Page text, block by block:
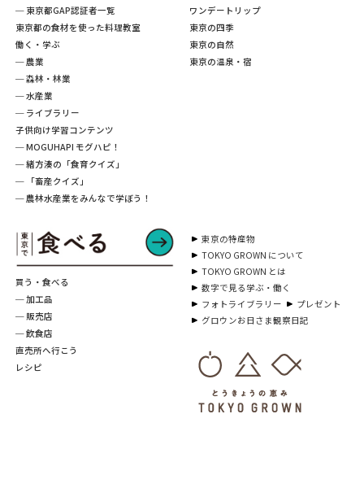
─ 東京都GAP認証者一覧
東京都の食材を使った料理教室
働く・学ぶ
─ 農業
─ 森林・林業
─ 水産業
─ ライブラリー
子供向け学習コンテンツ
─ MOGUHAPI モグハピ！
─ 緒方湊の「食育クイズ」
─ 「畜産クイズ」
─ 農林水産業をみんなで学ぼう！
買う・食べる
─ 加工品
─ 販売店
─ 飲食店
直売所へ行こう
レシピ
ワンデートリップ
東京の四季
東京の自然
東京の温泉・宿
東京の特産物
TOKYO GROWN について
TOKYO GROWN とは
数字で見る学ぶ・働く
フォトライブラリー
プレゼント
グロウンお日さま観察日記